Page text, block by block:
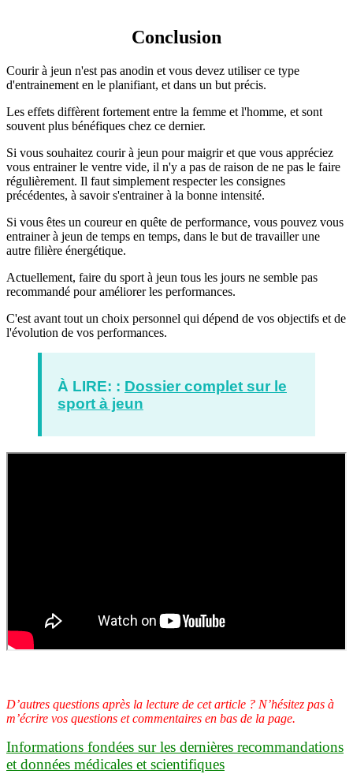
Conclusion
Courir à jeun n'est pas anodin et vous devez utiliser ce type
d'entrainement en le planifiant, et dans un but précis.
Les effets diffèrent fortement entre la femme et l'homme, et sont
souvent plus bénéfiques chez ce dernier.
Si vous souhaitez courir à jeun pour maigrir et que vous appréciez
vous entrainer le ventre vide, il n'y a pas de raison de ne pas le faire
régulièrement. Il faut simplement respecter les consignes
précédentes, à savoir s'entrainer à la bonne intensité.
Si vous êtes un coureur en quête de performance, vous pouvez vous
entrainer à jeun de temps en temps, dans le but de travailler une
autre filière énergétique.
Actuellement, faire du sport à jeun tous les jours ne semble pas
recommandé pour améliorer les performances.
C'est avant tout un choix personnel qui dépend de vos objectifs et de
l'évolution de vos performances.
À LIRE: : Dossier complet sur le
sport à jeun
D’autres questions après la lecture de cet article ? N’hésitez pas à
m’écrire vos questions et commentaires en bas de la page.
Informations fondées sur les dernières recommandations
et données médicales et scientifiques